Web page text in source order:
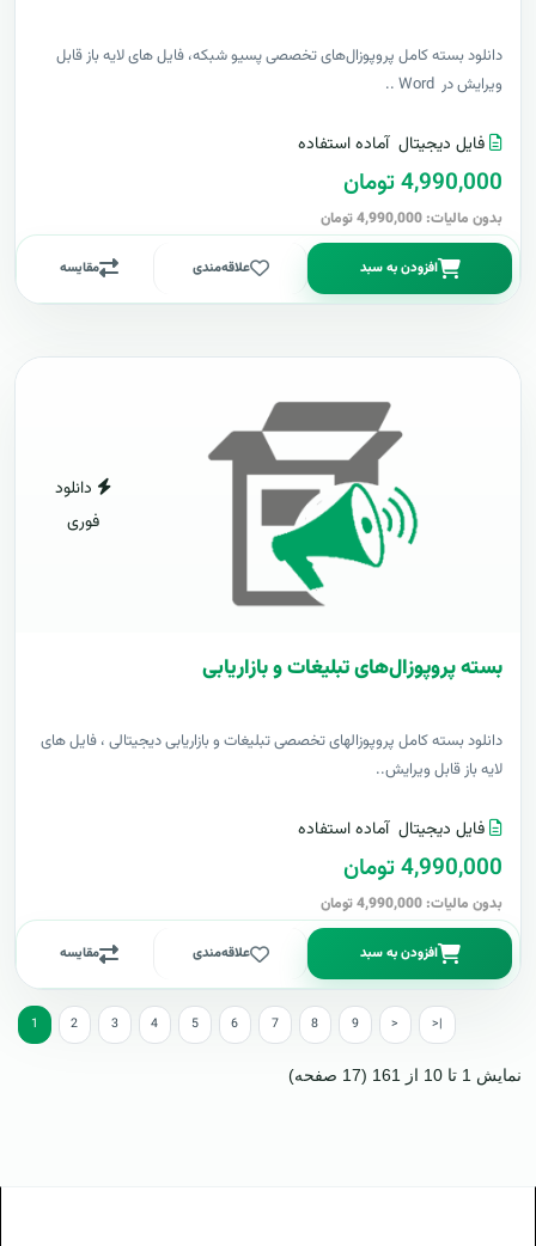
دانلود بسته کامل پروپوزال‌های تخصصی پسیو شبکه، فایل های لایه باز قابل
ویرایش در Word ..
فایل دیجیتال آماده استفاده
4,990,000 تومان
بدون مالیات: 4,990,000 تومان
افزودن به سبد علاقه‌مندی مقایسه
دانلود
فوری
بسته پروپوزال‌های تبلیغات و بازاریابی
دانلود بسته کامل پروپوزالهای تخصصی تبلیغات و بازاریابی دیجیتالی ، فایل های
لایه باز قابل ویرایش..
فایل دیجیتال آماده استفاده
4,990,000 تومان
بدون مالیات: 4,990,000 تومان
افزودن به سبد علاقه‌مندی مقایسه
1 2 3 4 5 6 7 8 9 > >|
نمایش 1 تا 10 از 161 (17 صفحه)